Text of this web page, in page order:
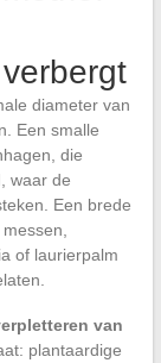
diameter van
Een smalle
die
waar de
Een brede
of laurierpalm
van
plantaardige